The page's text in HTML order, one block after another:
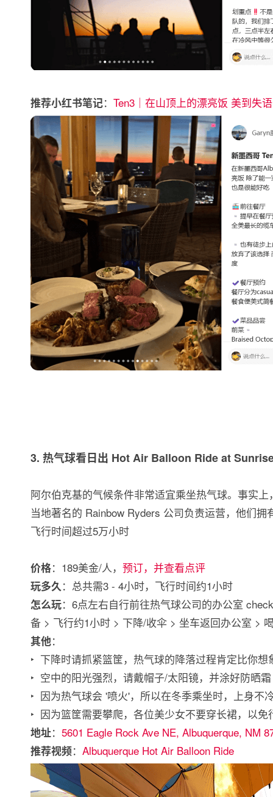
推荐小红书笔记： Ten3｜在山顶上的漂亮饭 美到失语
3. 热气球看日出 Hot Air Balloon Ride at
阿尔伯克基的气候条件非常适宜乘坐热气球。事实
当地著名的 Rainbow Ryders 公司负责运营，他们
飞行时间超过5万小时
价格：189美金/人， 预订，并查看点评
玩多久：总共需3 - 4小时，飞行时间约1小时
怎么玩：6点左右自行前往热气球公司的办公室
备 > 飞行约1小时 > 下降/收伞 > 坐车返回办公室 >
其他：
‣ 下降时请抓紧篮筐，热气球的降落过程肯定比你想
‣ 空中的阳光强烈，请戴帽子/太阳镜，并涂好防晒霜
‣ 因为热气球会 '喷火'，所以在冬季乘坐时，上身不
‣ 因为篮筐需要攀爬，各位美少女不要穿长裙，以免
地址： 5601 Eagle Rock Ave NE, Albuquerque, NM
推荐视频： Albuquerque Hot Air Balloon Ride